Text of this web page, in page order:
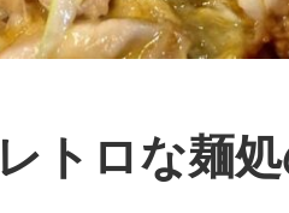
レトロな麺